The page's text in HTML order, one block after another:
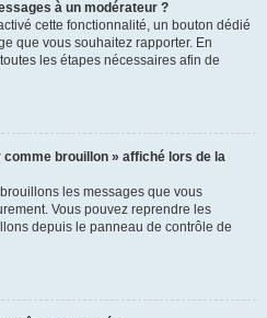
à un modérateur ?
cette fonctionnalité, un bouton dédié
que vous souhaitez rapporter. En
les étapes nécessaires afin de
brouillon » affiché lors de la
brouillons les messages que vous
Vous pouvez reprendre les
depuis le panneau de contrôle de